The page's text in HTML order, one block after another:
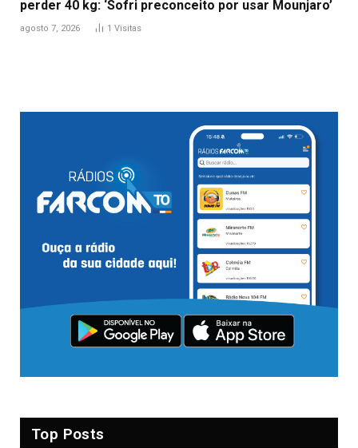
perder 40 kg: ‘Sofri preconceito por usar Mounjaro’
agosto 7, 2026 1 Visitas
Top Posts